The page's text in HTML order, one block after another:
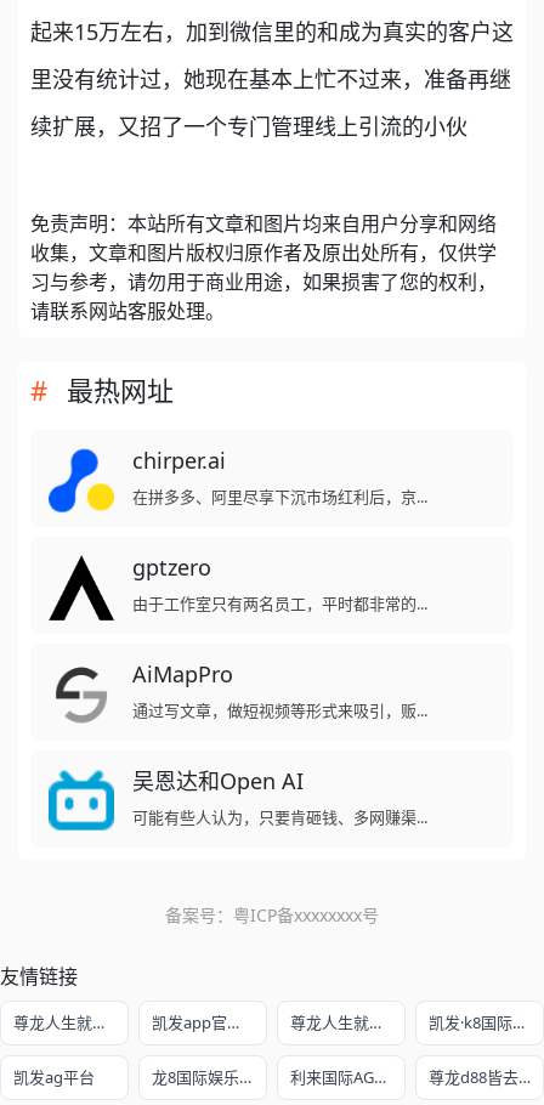
起来15万左右，加到微信里的和成为真实的客户这
里没有统计过，她现在基本上忙不过来，准备再继
续扩展，又招了一个专门管理线上引流的小伙
免责声明：本站所有文章和图片均来自用户分享和网络
收集，文章和图片版权归原作者及原出处所有，仅供学
习与参考，请勿用于商业用途，如果损害了您的权利，
请联系网站客服处理。
最热网址
chirper.ai
在拼多多、阿里尽享下沉市场红利后，京...
gptzero
由于工作室只有两名员工，平时都非常的...
AiMapPro
通过写文章，做短视频等形式来吸引，贩...
吴恩达和Open AI
可能有些人认为，只要肯砸钱、多网赚渠...
备案号： 粤ICP备xxxxxxxx号
友情链接
尊龙人生就是博!开户 凯发app官方网站 尊龙人生就是赌 凯发·k8国际娱乐官网入口
凯发ag平台 龙8国际娱乐老虎机官网 利来国际AG真人旗舰厅 尊龙d88皆去AG发财网